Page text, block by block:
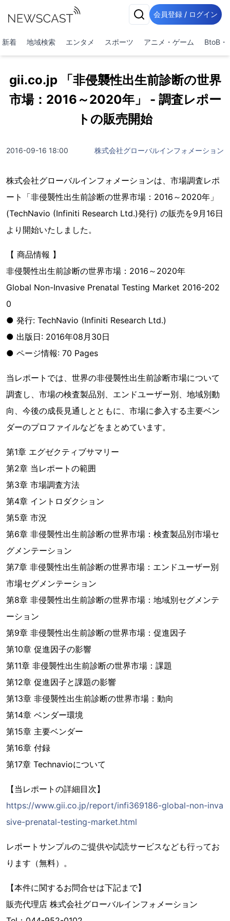
会員登録 / ログイン
新着 地域検索 エンタメ スポーツ アニメ・ゲーム BtoB・
gii.co.jp 「非侵襲性出生前診断の世界
市場：2016～2020年」 - 調査レポー
トの販売開始
2016-09-16 18:00 株式会社グローバルインフォメーション
株式会社グローバルインフォメーションは、市場調査レポ
ート「非侵襲性出生前診断の世界市場：2016～2020年」
(TechNavio (Infiniti Research Ltd.)発行) の販売を9月16日
より開始いたしました。
【 商品情報 】
非侵襲性出生前診断の世界市場：2016～2020年
Global Non-Invasive Prenatal Testing Market 2016-202
0
● 発行: TechNavio (Infiniti Research Ltd.)
● 出版日: 2016年08月30日
● ページ情報: 70 Pages
当レポートでは、世界の非侵襲性出生前診断市場について
調査し、市場の検査製品別、エンドユーザー別、地域別動
向、今後の成長見通しとともに、市場に参入する主要ベン
ダーのプロファイルなどをまとめています。
第1章 エグゼクティブサマリー
第2章 当レポートの範囲
第3章 市場調査方法
第4章 イントロダクション
第5章 市況
第6章 非侵襲性出生前診断の世界市場：検査製品別市場セ
グメンテーション
第7章 非侵襲性出生前診断の世界市場：エンドユーザー別
市場セグメンテーション
第8章 非侵襲性出生前診断の世界市場：地域別セグメンテ
ーション
第9章 非侵襲性出生前診断の世界市場：促進因子
第10章 促進因子の影響
第11章 非侵襲性出生前診断の世界市場：課題
第12章 促進因子と課題の影響
第13章 非侵襲性出生前診断の世界市場：動向
第14章 ベンダー環境
第15章 主要ベンダー
第16章 付録
第17章 Technavioについて
【当レポートの詳細目次】
https://www.gii.co.jp/report/infi369186-global-non-inva
sive-prenatal-testing-market.html
レポートサンプルのご提供や試読サービスなども行ってお
ります（無料）。
【本件に関するお問合せは下記まで】
販売代理店 株式会社グローバルインフォメーション